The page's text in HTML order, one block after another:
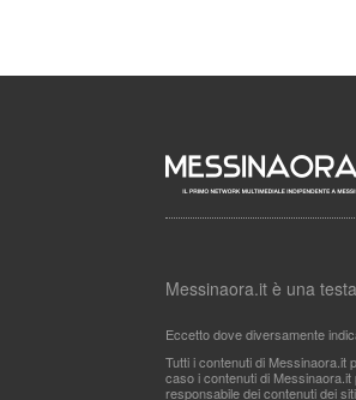
Messinaora.it è una
Eccetto dove diversamente
Tutti i contenuti di Messinaora.it
caso i contenuti di
responsabile dei contenuti dei